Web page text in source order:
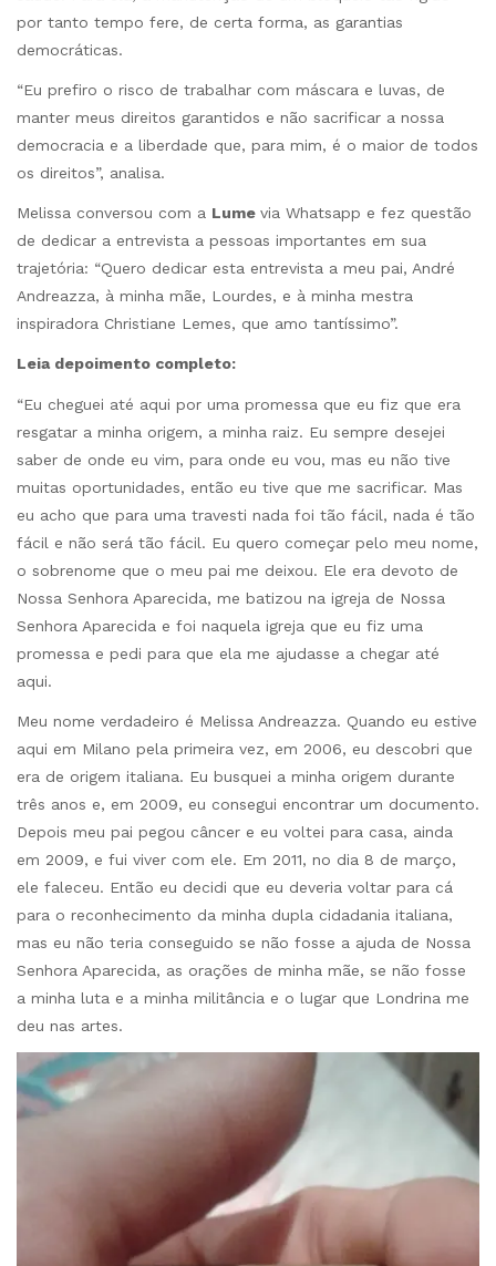
por tanto tempo fere, de certa forma, as garantias
democráticas.
“Eu prefiro o risco de trabalhar com máscara e luvas, de
manter meus direitos garantidos e não sacrificar a nossa
democracia e a liberdade que, para mim, é o maior de todos
os direitos”, analisa.
Melissa conversou com a Lume via Whatsapp e fez questão
de dedicar a entrevista a pessoas importantes em sua
trajetória: “Quero dedicar esta entrevista a meu pai, André
Andreazza, à minha mãe, Lourdes, e à minha mestra
inspiradora Christiane Lemes, que amo tantíssimo”.
Leia depoimento completo:
“Eu cheguei até aqui por uma promessa que eu fiz que era
resgatar a minha origem, a minha raiz. Eu sempre desejei
saber de onde eu vim, para onde eu vou, mas eu não tive
muitas oportunidades, então eu tive que me sacrificar. Mas
eu acho que para uma travesti nada foi tão fácil, nada é tão
fácil e não será tão fácil. Eu quero começar pelo meu nome,
o sobrenome que o meu pai me deixou. Ele era devoto de
Nossa Senhora Aparecida, me batizou na igreja de Nossa
Senhora Aparecida e foi naquela igreja que eu fiz uma
promessa e pedi para que ela me ajudasse a chegar até
aqui.
Meu nome verdadeiro é Melissa Andreazza. Quando eu estive
aqui em Milano pela primeira vez, em 2006, eu descobri que
era de origem italiana. Eu busquei a minha origem durante
três anos e, em 2009, eu consegui encontrar um documento.
Depois meu pai pegou câncer e eu voltei para casa, ainda
em 2009, e fui viver com ele. Em 2011, no dia 8 de março,
ele faleceu. Então eu decidi que eu deveria voltar para cá
para o reconhecimento da minha dupla cidadania italiana,
mas eu não teria conseguido se não fosse a ajuda de Nossa
Senhora Aparecida, as orações de minha mãe, se não fosse
a minha luta e a minha militância e o lugar que Londrina me
deu nas artes.